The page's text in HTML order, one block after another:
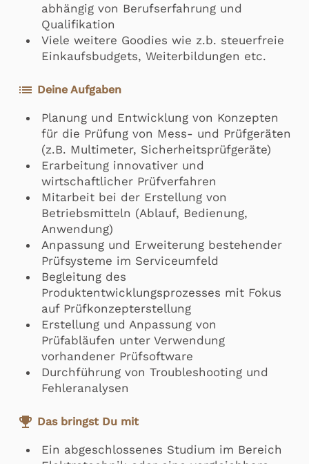
abhängig von Berufserfahrung und
Qualifikation
Viele weitere Goodies wie z.b. steuerfreie
Einkaufsbudgets, Weiterbildungen etc.
list Deine Aufgaben
Planung und Entwicklung von Konzepten
für die Prüfung von Mess- und Prüfgeräten
(z.B. Multimeter, Sicherheitsprüfgeräte)
Erarbeitung innovativer und
wirtschaftlicher Prüfverfahren
Mitarbeit bei der Erstellung von
Betriebsmitteln (Ablauf, Bedienung,
Anwendung)
Anpassung und Erweiterung bestehender
Prüfsysteme im Serviceumfeld
Begleitung des
Produktentwicklungsprozesses mit Fokus
auf Prüfkonzepterstellung
Erstellung und Anpassung von
Prüfabläufen unter Verwendung
vorhandener Prüfsoftware
Durchführung von Troubleshooting und
Fehleranalysen
emoji_events Das bringst Du mit
Ein abgeschlossenes Studium im Bereich